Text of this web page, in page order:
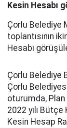
Kesin Hesabı
Çorlu Belediye
toplantısının
Hesabı
Çorlu Belediye
Çorlu
oturumda, Plan
2022 yılı
Kesin Hesap